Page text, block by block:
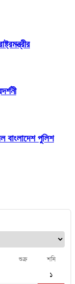
বাংলাদেশ পুলিশ
শুক্র শনি
১